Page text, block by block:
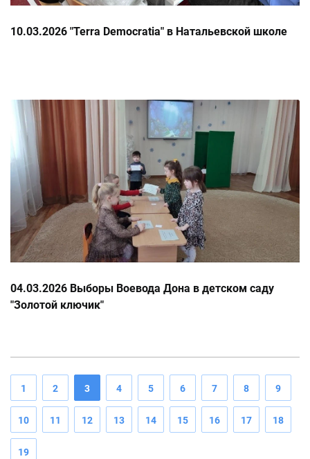
10.03.2026 "Terra Democratia" в Натальевской школе
04.03.2026 Выборы Воевода Дона в детском саду
"Золотой ключик"
1 2 3 4 5 6 7 8 9
10 11 12 13 14 15 16 17 18
19